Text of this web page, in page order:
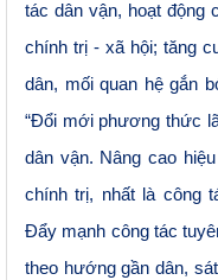
tác dân vận, hoạt động
chính trị - xã hội; tăng
dân, mối quan hệ gắn
“Đổi mới phương thức
dân vận. Nâng cao
chính trị, nhất là công
Đẩy mạnh công tác
theo hướng gần dân,